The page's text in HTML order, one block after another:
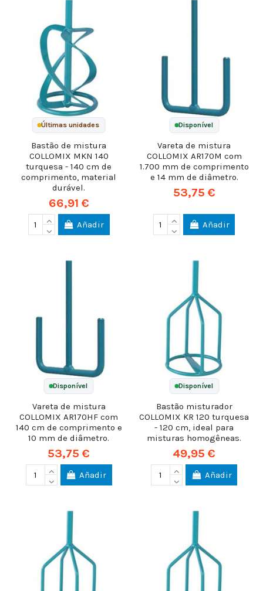
Últimas unidades
Bastão de mistura
COLLOMIX MKN 140
turquesa - 140 cm de
comprimento, material
durável.
66,91 €
Añadir
Disponível
Vareta de mistura
COLLOMIX AR170M com
1.700 mm de comprimento
e 14 mm de diâmetro.
53,75 €
Añadir
Disponível
Vareta de mistura
COLLOMIX AR170HF com
140 cm de comprimento e
10 mm de diâmetro.
53,75 €
Añadir
Disponível
Bastão misturador
COLLOMIX KR 120 turquesa
- 120 cm, ideal para
misturas homogêneas.
49,95 €
Añadir